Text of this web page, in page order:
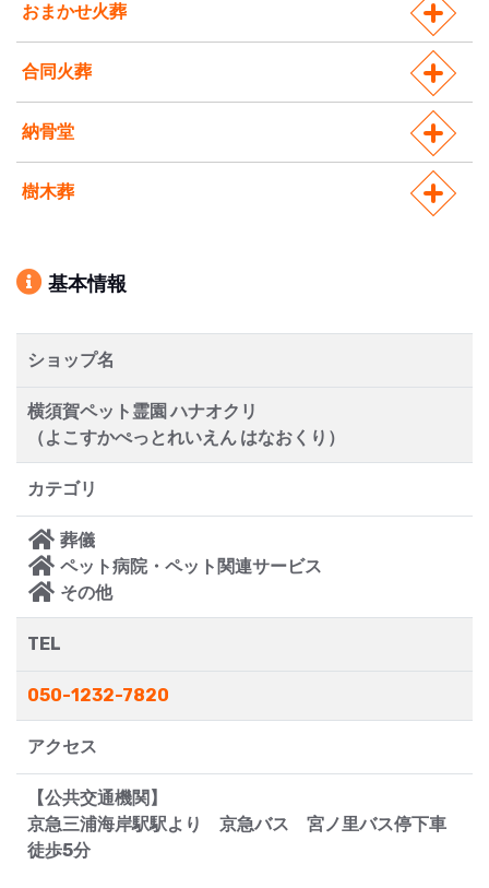
おまかせ火葬
合同火葬
納骨堂
樹木葬
基本情報
ショップ名
横須賀ペット霊園 ハナオクリ
（よこすかぺっとれいえん はなおくり）
カテゴリ
葬儀
ペット病院・ペット関連サービス
その他
TEL
050-1232-7820
アクセス
【公共交通機関】
京急三浦海岸駅駅より 京急バス 宮ノ里バス停下車
徒歩5分